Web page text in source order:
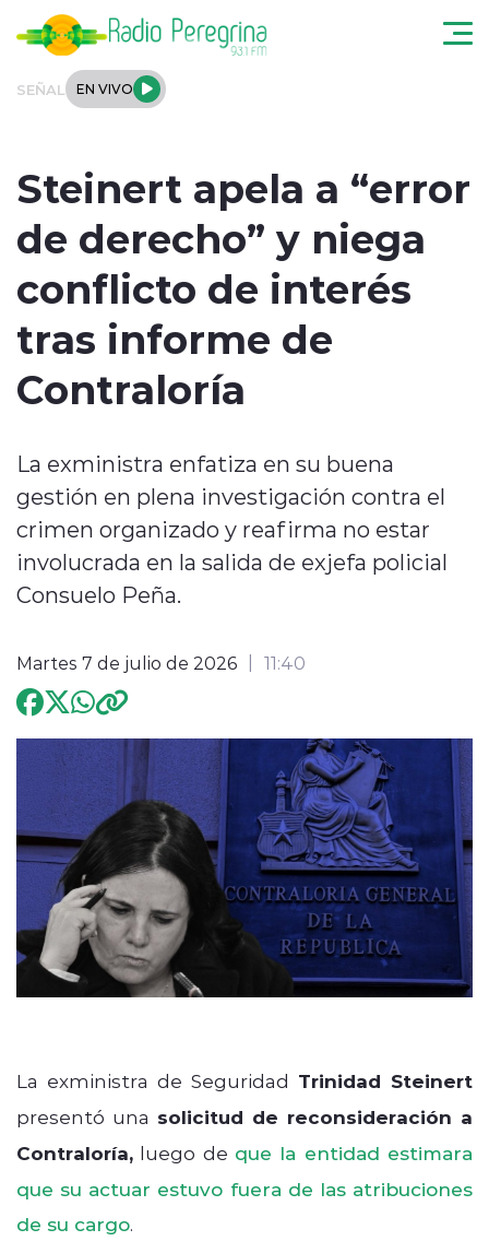
SEÑAL EN VIVO
Tendencias
Podcast
Internacional
Entrevistas
Programación
Steinert apela a “error
de derecho” y niega
conflicto de interés
tras informe de
Contraloría
La exministra enfatiza en su buena
gestión en plena investigación contra el
crimen organizado y reafirma no estar
involucrada en la salida de exjefa policial
Consuelo Peña.
Martes 7 de julio de 2026 11:40
La exministra de Seguridad Trinidad Steinert
presentó una solicitud de reconsideración a
Contraloría, luego de que la entidad estimara
que su actuar estuvo fuera de las atribuciones
de su cargo.